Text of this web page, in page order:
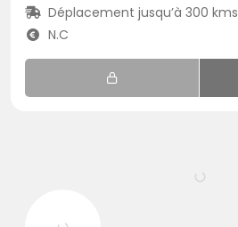
Déplacement jusqu’à 300 kms
N.C